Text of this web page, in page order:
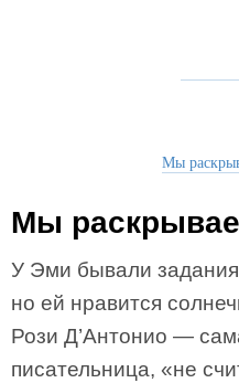
Мы
Мы
У Эми бывали задания
но ей нравится
Рози Д’Антонио —
писательница, «не